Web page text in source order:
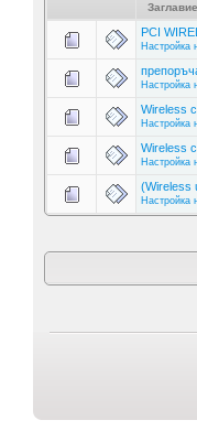
Заглавие
PCI
Настройка
Настройка
Wireless
Настройка
Wireless
Настройка
(Wireless
Настройка